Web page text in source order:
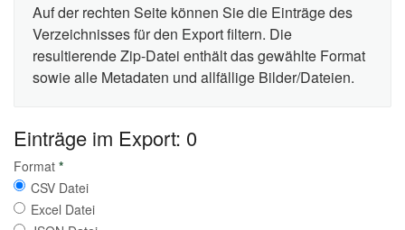
Auf der rechten Seite können Sie die Einträge des
Verzeichnisses für den Export filtern. Die
resultierende Zip-Datei enthält das gewählte Format
sowie alle Metadaten und allfällige Bilder/Dateien.
Einträge im Export: 0
Format *
CSV Datei
Excel Datei